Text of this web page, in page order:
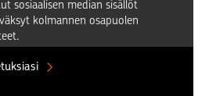
sosiaalisen median sisällöt
kolmannen osapuolen